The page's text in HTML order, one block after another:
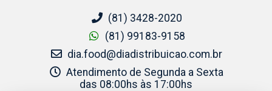
(81) 3428-2020
(81) 99183-9158
dia.food@diadistribuicao.com.br
Atendimento de Segunda a Sexta
das 08:00hs às 17:00hs